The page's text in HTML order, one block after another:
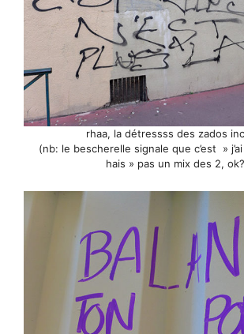
rhaa, la détressss des zados
(nb: le bescherelle signale que c’est »
hais » pas un mix des 2,